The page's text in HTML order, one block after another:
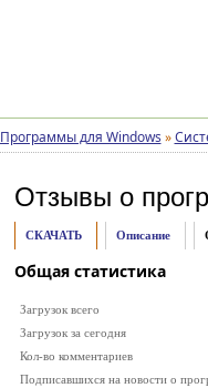
Программы для Windows »
Отзывы о
СКАЧАТЬ Описание
Общая статистика
Загрузок всего
Загрузок за сегодня
Кол-во комментариев
Подписавшихся на новости о